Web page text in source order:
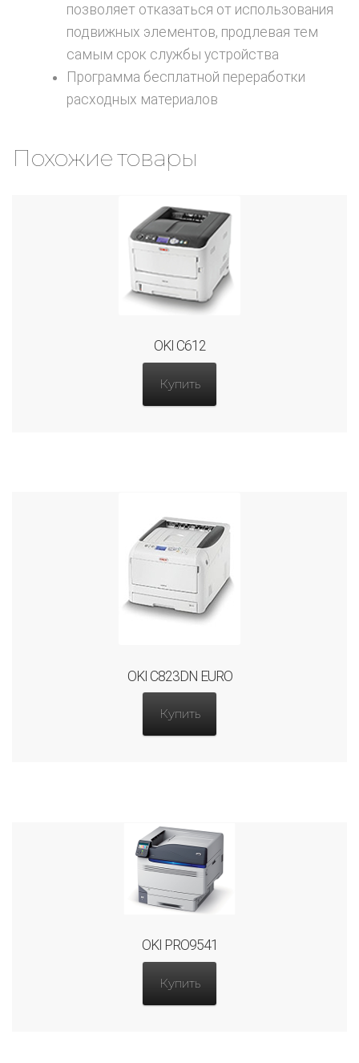
позволяет отказаться от использования
подвижных элементов, продлевая тем
самым срок службы устройства
Программа бесплатной переработки
расходных материалов
Похожие товары
OKI C612
Купить
OKI C823DN EURO
Купить
OKI PRO9541
Купить